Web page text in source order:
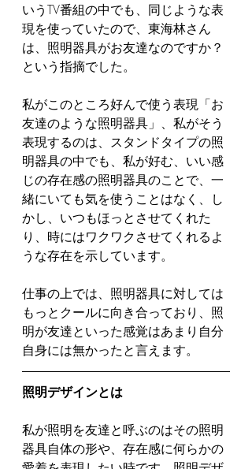
いうTV番組の中でも、同じような表
現を使っていたので、東海林さん
は、照明器具がお友達なのですか？
という指摘でした。
私がこのところ好んで使う表現「お
友達のような照明器具」、私がそう
表現するのは、スタンドタイプの照
明器具の中でも、私が好む、いい感
じの存在感の照明器具のことで、一
緒にいても気を使うことはなく、し
かし、いつもほっとさせてくれた
り、時にはワクワクさせてくれるよ
うな存在を示しています。
仕事の上では、照明器具に対しては
もっとクールに向き合っており、照
明が友達といった感覚はあまり自分
自身には無かったと言えます。
照明デザインとは
私が照明を友達と呼ぶのはその照明
器具自体の形や、存在感に何らかの